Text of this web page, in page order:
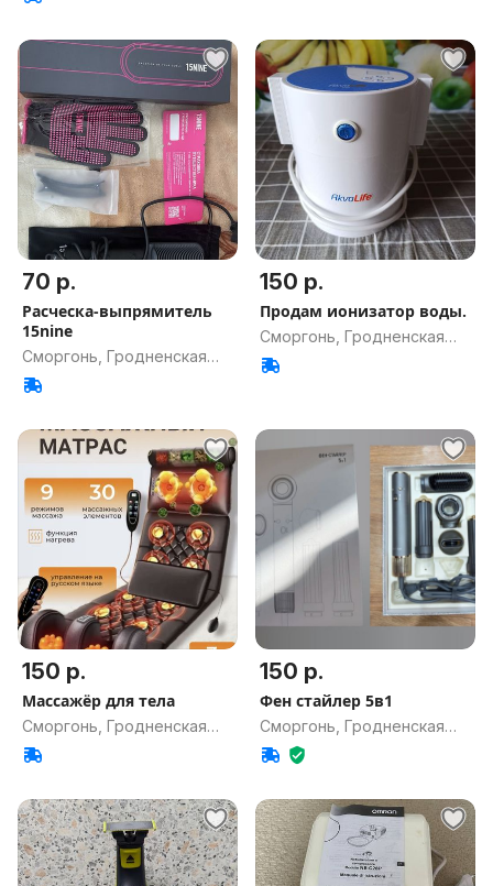
70 р.
Расческа-выпрямитель
15nine
Сморгонь, Гродненская
обл.
150 р.
Продам ионизатор воды.
Сморгонь, Гродненская
обл.
150 р.
Массажёр для тела
Сморгонь, Гродненская
обл.
150 р.
Фен стайлер 5в1
Сморгонь, Гродненская
обл.